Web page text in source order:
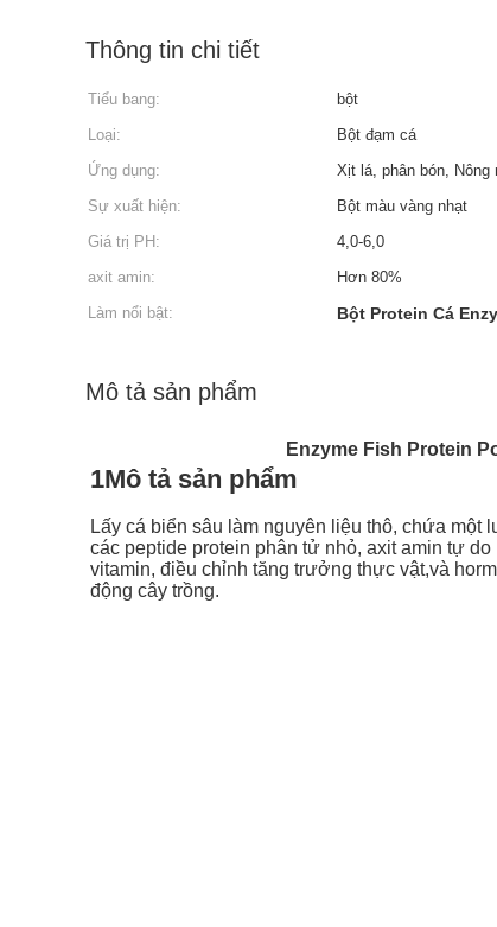
Thông tin chi tiết
Tiểu bang: bột
Loại:
Bột đạm cá
Ứng dụng:
Xịt lá, phân bón,
Sự xuất hiện:
Bột màu vàng nhạt
Giá trị PH:
4,0-6,0
axit amin:
Hơn 80%
Làm nổi bật:
Bột Protein Cá
Mô tả sản phẩm
Enzyme Fish Protein
1Mô tả sản phẩm
Lấy cá biển sâu làm nguyên liệu thô, chứa
các peptide protein phân tử nhỏ, axit amin tự
vitamin, điều chỉnh tăng trưởng thực vật,và
động cây trồng.